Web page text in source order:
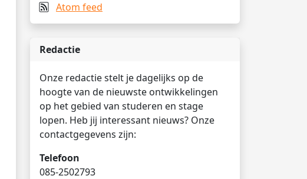
Atom feed
Redactie
Onze redactie stelt je dagelijks op de
hoogte van de nieuwste ontwikkelingen
op het gebied van studeren en stage
lopen. Heb jij interessant nieuws? Onze
contactgegevens zijn:
Telefoon
085-2502793